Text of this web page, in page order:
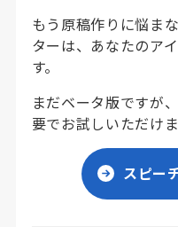
もう原稿作りに悩ま
ターは、あなたのア
す。
まだベータ版ですが
要でお試しいただけま
スピー